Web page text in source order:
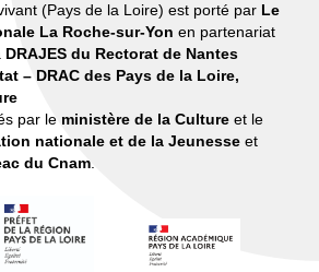
(Pays de la Loire) est porté par Le
La Roche-sur-Yon en partenariat
DRAJES du Rectorat de Nantes
– DRAC des Pays de la Loire,
par le ministère de la Cultureet le
nationale et de la Jeunesseet
du Cnam.